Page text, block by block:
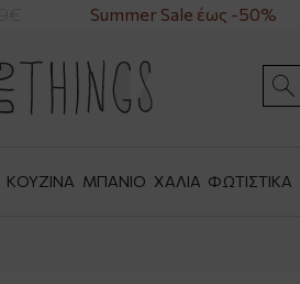
Summer Sale έως -50%
ΚΟΥΖΙΝΑ ΜΠΑΝΙΟ ΧΑΛΙΑ ΦΩΤΙΣΤΙΚΑ